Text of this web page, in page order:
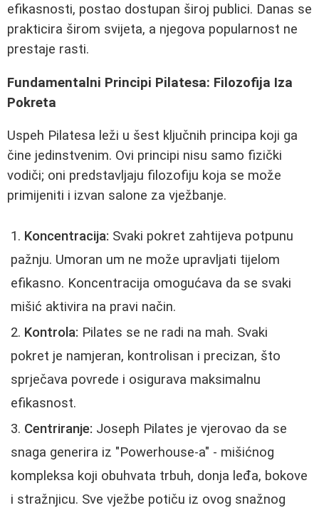
efikasnosti, postao dostupan široj publici. Danas se
prakticira širom svijeta, a njegova popularnost ne
prestaje rasti.
Fundamentalni Principi Pilatesa: Filozofija Iza
Pokreta
Uspeh Pilatesa leži u šest ključnih principa koji ga
čine jedinstvenim. Ovi principi nisu samo fizički
vodiči; oni predstavljaju filozofiju koja se može
primijeniti i izvan salone za vježbanje.
Koncentracija: Svaki pokret zahtijeva potpunu
pažnju. Umoran um ne može upravljati tijelom
efikasno. Koncentracija omogućava da se svaki
mišić aktivira na pravi način.
Kontrola: Pilates se ne radi na mah. Svaki
pokret je namjeran, kontrolisan i precizan, što
sprječava povrede i osigurava maksimalnu
efikasnost.
Centriranje: Joseph Pilates je vjerovao da se
snaga generira iz "Powerhouse-a" - mišićnog
kompleksa koji obuhvata trbuh, donja leđa, bokove
i stražnjicu. Sve vježbe potiču iz ovog snažnog